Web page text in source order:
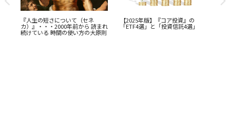
『人生の短さについて（セネ
カ）』・・・2000年前から 読まれ
続けている 時間の使い方の大原則
【2025年版】『コア投資』の
「ETF4選」と「投資信託4選」